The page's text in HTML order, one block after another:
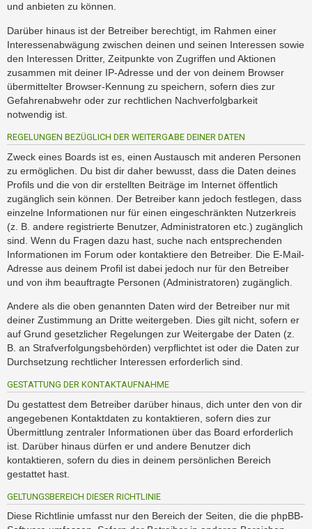
und anbieten zu können.
Darüber hinaus ist der Betreiber berechtigt, im Rahmen einer
Interessenabwägung zwischen deinen und seinen Interessen sowie
den Interessen Dritter, Zeitpunkte von Zugriffen und Aktionen
zusammen mit deiner IP-Adresse und der von deinem Browser
übermittelter Browser-Kennung zu speichern, sofern dies zur
Gefahrenabwehr oder zur rechtlichen Nachverfolgbarkeit
notwendig ist.
REGELUNGEN BEZÜGLICH DER WEITERGABE DEINER DATEN
Zweck eines Boards ist es, einen Austausch mit anderen Personen
zu ermöglichen. Du bist dir daher bewusst, dass die Daten deines
Profils und die von dir erstellten Beiträge im Internet öffentlich
zugänglich sein können. Der Betreiber kann jedoch festlegen, dass
einzelne Informationen nur für einen eingeschränkten Nutzerkreis
(z. B. andere registrierte Benutzer, Administratoren etc.) zugänglich
sind. Wenn du Fragen dazu hast, suche nach entsprechenden
Informationen im Forum oder kontaktiere den Betreiber. Die E-Mail-
Adresse aus deinem Profil ist dabei jedoch nur für den Betreiber
und von ihm beauftragte Personen (Administratoren) zugänglich.
Andere als die oben genannten Daten wird der Betreiber nur mit
deiner Zustimmung an Dritte weitergeben. Dies gilt nicht, sofern er
auf Grund gesetzlicher Regelungen zur Weitergabe der Daten (z.
B. an Strafverfolgungsbehörden) verpflichtet ist oder die Daten zur
Durchsetzung rechtlicher Interessen erforderlich sind.
GESTATTUNG DER KONTAKTAUFNAHME
Du gestattest dem Betreiber darüber hinaus, dich unter den von dir
angegebenen Kontaktdaten zu kontaktieren, sofern dies zur
Übermittlung zentraler Informationen über das Board erforderlich
ist. Darüber hinaus dürfen er und andere Benutzer dich
kontaktieren, sofern du dies in deinem persönlichen Bereich
gestattet hast.
GELTUNGSBEREICH DIESER RICHTLINIE
Diese Richtlinie umfasst nur den Bereich der Seiten, die die phpBB-